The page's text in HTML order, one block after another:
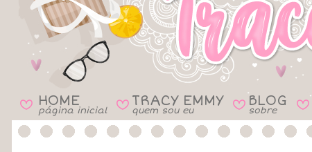
B HOME
página inicial B TRACY EMMY
quem sou eu B BLOG
sobre B